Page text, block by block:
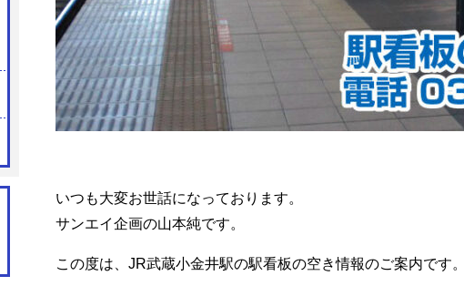
いつも大変お世話になっております。
サンエイ企画の山本純です。
この度は、JR武蔵小金井駅の駅看板の空き情報のご案内です